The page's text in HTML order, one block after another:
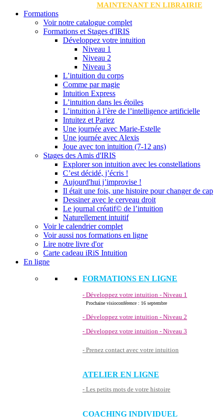
MAINTENANT EN LIBRAIRIE
Formations
Voir notre catalogue complet
Formations et Stages d'IRIS
Développez votre intuition
Niveau 1
Niveau 2
Niveau 3
L’intuition du corps
Comme par magie
Intuition Express
L’intuition dans les étoiles
L’intuition à l’ère de l’intelligence artificielle
Intuitez et Pariez
Une journée avec Marie-Estelle
Une journée avec Alexis
Joue avec ton intuition (7-12 ans)
Stages des Amis d'IRIS
Explorer son intuition avec les constellations
C’est décidé, j’écris !
Aujourd'hui j’improvise !
Il était une fois, une histoire pour changer de cap
Dessiner avec le cerveau droit
Le journal créatif© de l’intuition
Naturellement intuitif
Voir le calendrier complet
Voir aussi nos formations en ligne
Lire notre livre d'or
Carte cadeau iRiS Intuition
En ligne
FORMATIONS EN LIGNE
- Développez votre intuition - Niveau 1
Prochaine visioconférence : 16 septembre
- Développez votre intuition - Niveau 2
- Développez votre intuition - Niveau 3
- Prenez contact avec votre intuition
ATELIER EN LIGNE
- Les petits mots de votre histoire
COACHING INDIVIDUEL